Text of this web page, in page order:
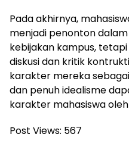
Pada akhirnya,
menjadi penonton
kebijakan kampus,
diskusi dan kritik
karakter mereka
dan penuh idealisme
karakter mahasiswa
Post Views: 567